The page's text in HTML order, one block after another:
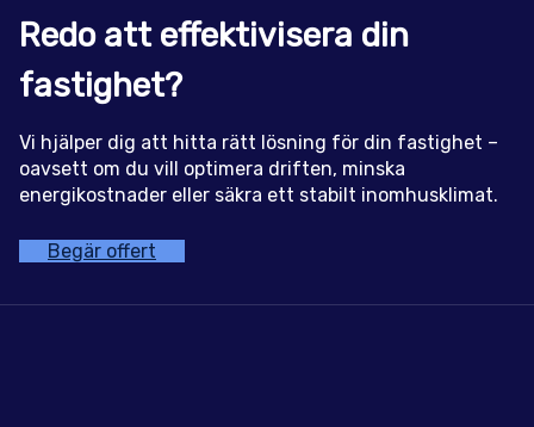
Redo att effektivisera din
fastighet?
Vi hjälper dig att hitta rätt lösning för din fastighet –
oavsett om du vill optimera driften, minska
energikostnader eller säkra ett stabilt inomhusklimat.
Begär offert